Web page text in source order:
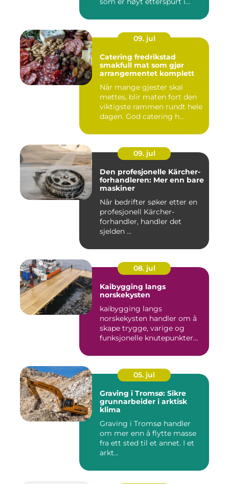
09. jul
Catering fredrikstad
smakfull mat som gjør
arrangementet komplett
Når mange gjester skal
mettes, blir maten fort den
viktigste rammen rundt hele
dagen. God catering h...
09. jul
Den profesjonelle Kärcher-
forhandleren: Mer enn bare
maskiner
Når bedrifter søker etter en
profesjonell Kärcher-
forhandler, handler det
sjelden ...
08. jul
Kaibygging langs
norskekysten
kaibygging langs
norskekysten handler om å
skape trygge, varige og
funksjonelle knutepunkter
05. jul
Graving i Tromsø: Sikre
grunnarbeider i arktisk
klima
Graving i Tromsø handler
om mer enn å flytte masse
fra ett sted til et annet. I et
arkt...